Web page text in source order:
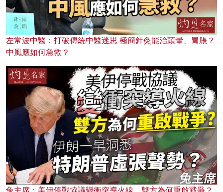
左常波中醫：打破傳統中醫迷思 極簡針灸能治頭暈、胃脹？
中風應如何急救？